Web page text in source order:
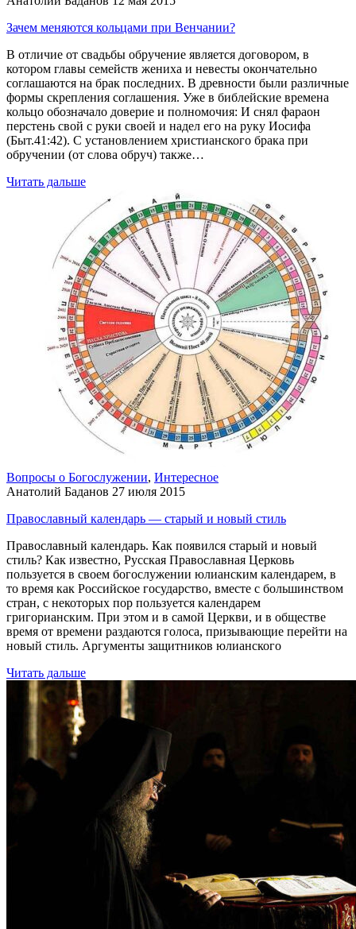
Зачем меняются кольцами при Венчании?
В отличие от свадьбы обручение является договором, в
котором главы семейств жениха и невесты окончательно
соглашаются на брак последних. В древности были различные
формы скрепления соглашения. Уже в библейские времена
кольцо обозначало доверие и полномочия: И снял фараон
перстень свой с руки своей и надел его на руку Иосифа
(Быт.41:42). С установлением христианского брака при
обручении (от слова обруч) также…
Читать дальше
Вопросы о Богослужении, Интересное
Анатолий Баданов 27 июля 2015
Православный календарь — старый и новый стиль
Православный календарь. Как появился старый и новый
стиль? Как известно, Русская Православная Церковь
пользуется в своем богослужении юлианским календарем, в
то время как Российское государство, вместе с большинством
стран, с некоторых пор пользуется календарем
григорианским. При этом и в самой Церкви, и в обществе
время от времени раздаются голоса, призывающие перейти на
новый стиль. Аргументы защитников юлианского
Читать дальше